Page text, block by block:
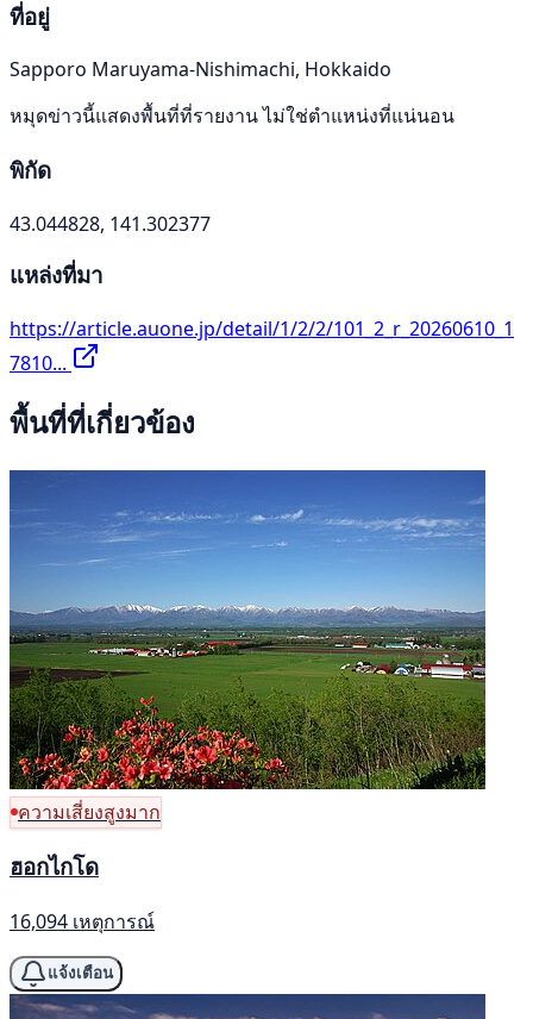
ที่อยู่
Sapporo Maruyama-Nishimachi, Hokkaido
หมุดข่าวนี้แสดงพื้นที่ที่รายงาน ไม่ใช่ตำแหน่งที่แน่นอน
พิกัด
43.044828, 141.302377
แหล่งที่มา
https://article.auone.jp/detail/1/2/2/101_2_r_20260610_1
7810...
พื้นที่ที่เกี่ยวข้อง
ความเสี่ยงสูงมาก
ฮอกไกโด
16,094 เหตุการณ์
แจ้งเตือน